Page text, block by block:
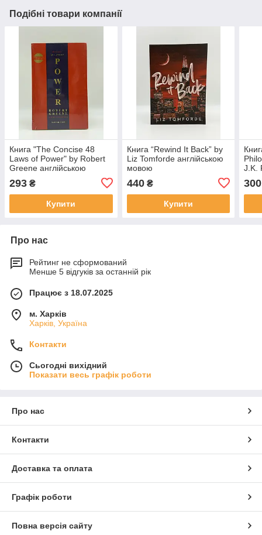
Подібні товари компанії
Книга "The Concise 48
Laws of Power" by Robert
Greene англійською
293 ₴
Купити
Книга “Rewind It Back” by
Liz Tomforde англійською
мовою
440₴
Купити
J.K.
300
Про нас
Рейтинг не сформований
Менше 5 відгуків за останній рік
Працює з 18.07.2025
м. Харків
Харків, Україна
Контакти
Сьогодні вихідний
Показати весь графік роботи
Про нас
Контакти
Доставка та оплата
Графік роботи
Повна версія сайту